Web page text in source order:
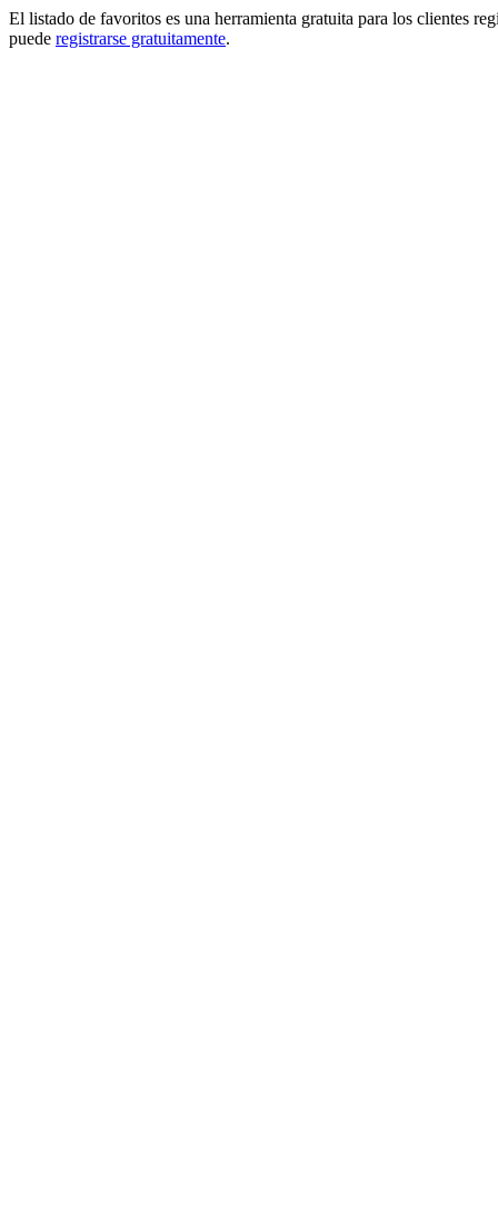
El listado de favoritos es una herramienta gratuita para los clientes
puede registrarse gratuitamente.